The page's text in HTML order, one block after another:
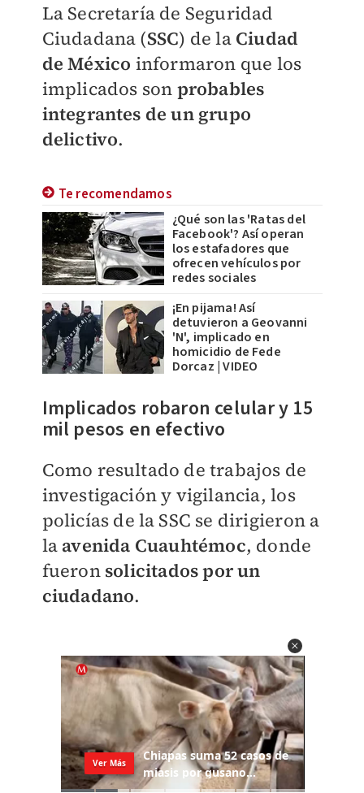
La Secretaría de Seguridad
Ciudadana (SSC) de la Ciudad
de México informaron que los
implicados son probables
integrantes de un grupo
delictivo.
Te recomendamos
¿Qué son las 'Ratas del
Facebook'? Así operan
los estafadores que
ofrecen vehículos por
redes sociales
¡En pijama! Así
detuvieron a Geovanni
'N', implicado en
homicidio de Fede
Dorcaz | VIDEO
Implicados robaron celular y 15
mil pesos en efectivo
Como resultado de trabajos de
investigación y vigilancia, los
policías de la SSC se dirigieron a
la avenida Cuauhtémoc, donde
fueron solicitados por un
ciudadano.